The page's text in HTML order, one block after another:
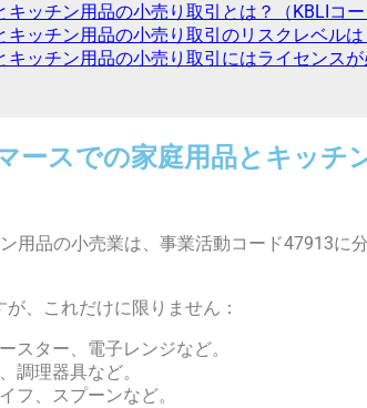
ッチン用品の小売り取引とは？（KBLIコー
ッチン用品の小売り取引のリスクレベルは
ッチン用品の小売り取引にはライセンスが
スでの家庭用品とキッチ
品の小売業は、事業活動コード47913に
、これだけに限りません：
スター、電子レンジなど。
調理器具など。
フ、スプーンなど。